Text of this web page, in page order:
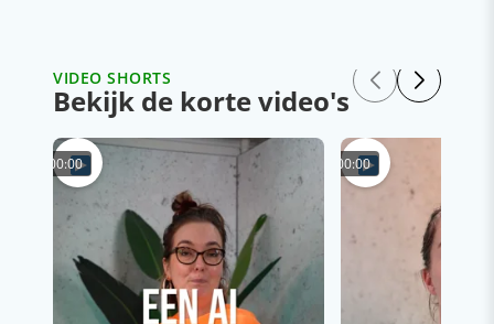
VIDEO SHORTS
Bekijk de korte video's
00:00 00:00